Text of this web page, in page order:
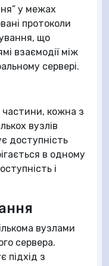
у межах
протоколи
що
взаємодії між
сервері.
кожна з
вузлів
доступність
в одному
і
вузлами
сервера.
підхід з